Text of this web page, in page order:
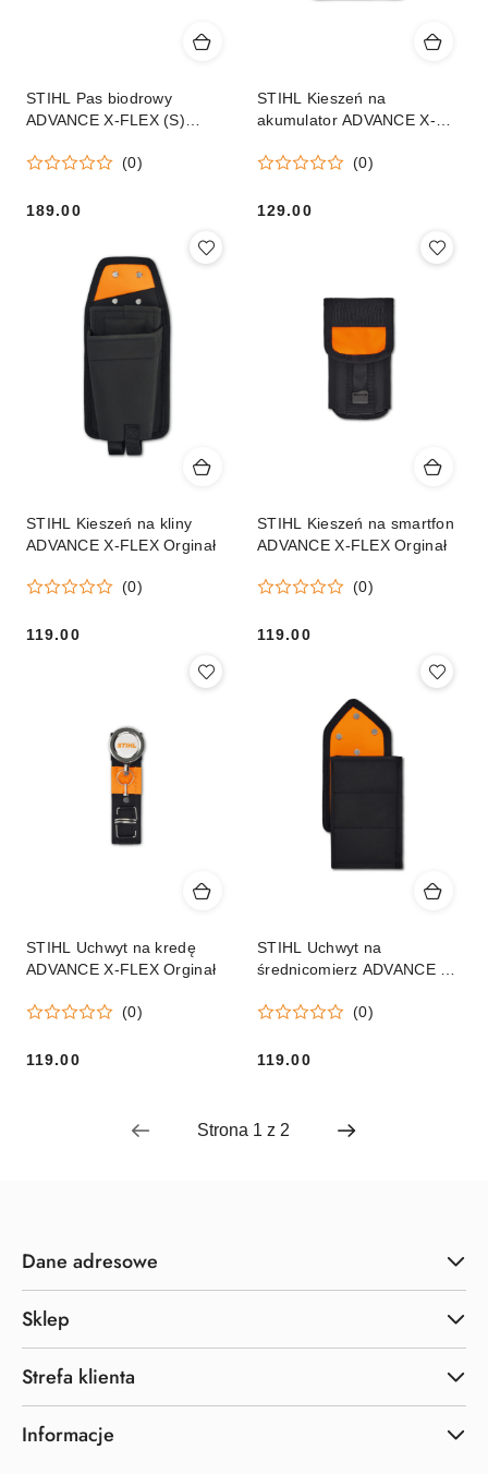
STIHL Pas biodrowy
ADVANCE X-FLEX (S)
(0)
Cena:
189.00
STIHL Kieszeń na
akumulator ADVANCE X-
(0)
Cena:
129.00
STIHL Kieszeń na kliny
ADVANCE X-FLEX Orginał
(0)
Cena:
119.00
STIHL Kieszeń na smartfon
ADVANCE X-FLEX Orginał
(0)
Cena:
119.00
STIHL Uchwyt na kredę
ADVANCE X-FLEX Orginał
(0)
Cena:
119.00
STIHL Uchwyt na
średnicomierz ADVANCE X-
(0)
Cena:
119.00
Dane adresowe
Sklep
Strefa klienta
Informacje